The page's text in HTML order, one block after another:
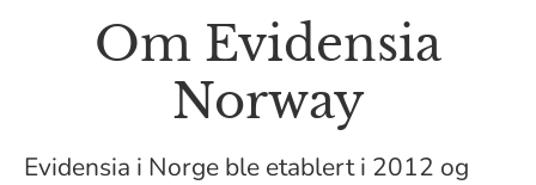
Om Evidensia
Norway
Evidensia i Norge ble etablert i 2012 og